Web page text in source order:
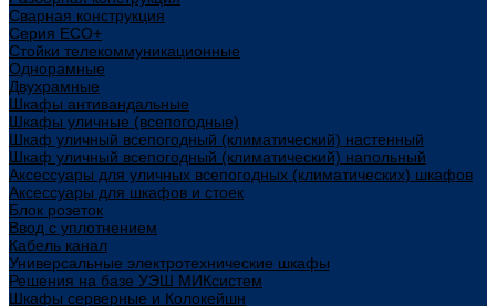
Сварная конструкция
Серия ECO+
Стойки телекоммуникационные
Однорамные
Двухрамные
Шкафы антивандальные
Шкафы уличные (всепогодные)
Шкаф уличный всепогодный (климатический) настенный
Шкаф уличный всепогодный (климатический) напольный
Аксессуары для уличных всепогодных (климатических) шкафов
Аксессуары для шкафов и стоек
Блок розеток
Ввод с уплотнением
Кабель канал
Универсальные электротехнические шкафы
Решения на базе УЭШ МИКсистем
Шкафы серверные и Колокейшн